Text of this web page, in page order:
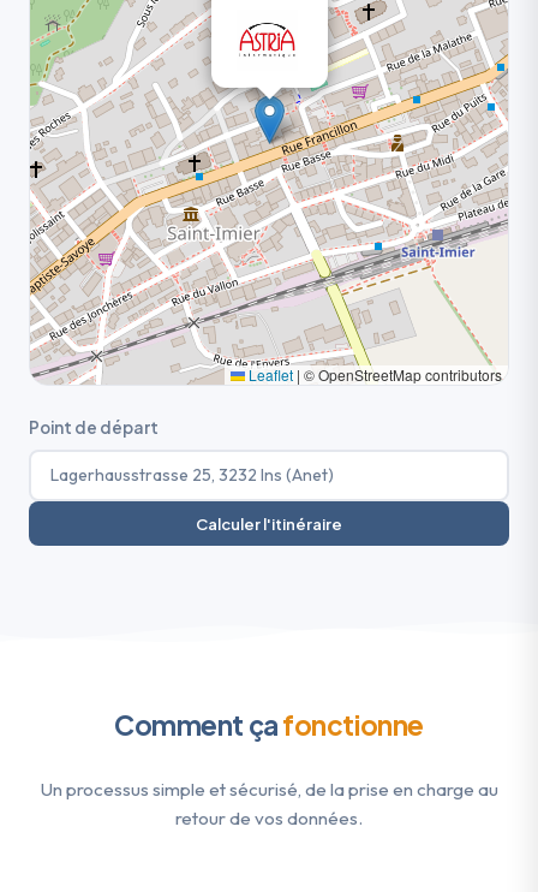
Leaflet | © OpenStreetMap contributors
Point de départ
Calculer l'itinéraire
Comment çafonctionne
Un processus simple et sécurisé, de la prise en charge au
retour de vos données.